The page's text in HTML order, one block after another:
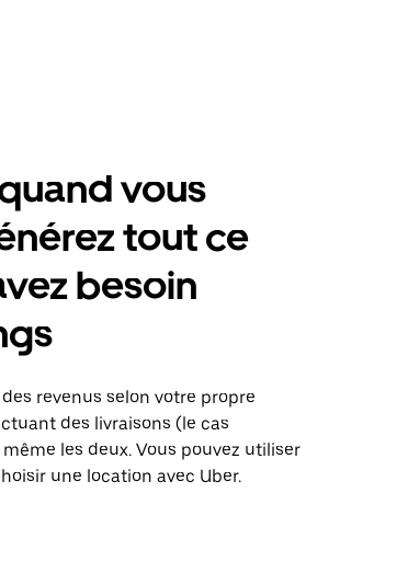
vous
tout ce
besoin
revenus selon votre propre
des livraisons (le cas
les deux. Vous pouvez utiliser
une location avec Uber.